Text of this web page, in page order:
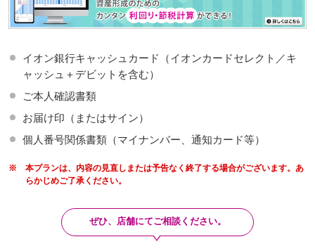
イオン銀行キャッシュカード（イオンカードセレクト／キ
ャッシュ＋デビットを含む）
ご本人確認書類
お届け印（またはサイン）
個人番号関係書類（マイナンバー、通知カード等）
※
本プランは、内容の見直しまたは予告なく終了する場合がございます。あ
らかじめご了承ください。
ぜひ、店舗にてご相談ください。